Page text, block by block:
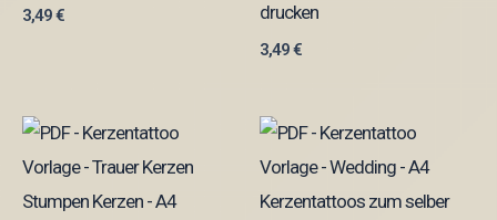
3,49€
drucken
3,49€